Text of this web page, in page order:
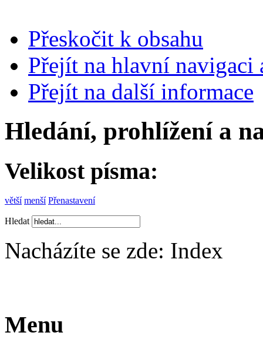
Přeskočit k obsahu
Přejít na hlavní navigaci
Přejít na další informace
Hledání, prohlížení a
Velikost písma:
větší menší Přenastavení
Hledat
Nacházíte se zde: Index
Menu